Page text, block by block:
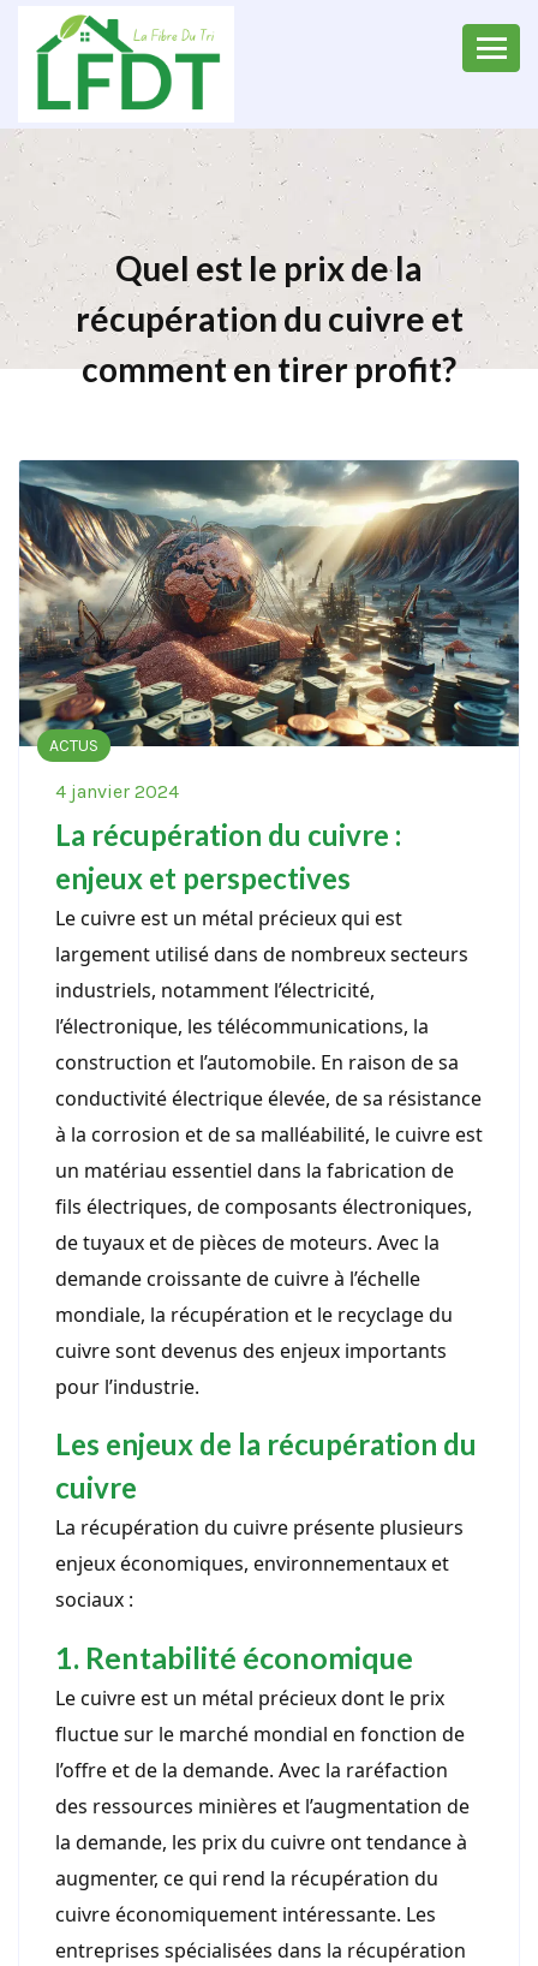
Quel est le prix de la
récupération du cuivre et
comment en tirer profit?
ACTUS
4 janvier 2024
La récupération du cuivre :
enjeux et perspectives
Le cuivre est un métal précieux qui est
largement utilisé dans de nombreux secteurs
industriels, notamment l’électricité,
l’électronique, les télécommunications, la
construction et l’automobile. En raison de sa
conductivité électrique élevée, de sa résistance
à la corrosion et de sa malléabilité, le cuivre est
un matériau essentiel dans la fabrication de
fils électriques, de composants électroniques,
de tuyaux et de pièces de moteurs. Avec la
demande croissante de cuivre à l’échelle
mondiale, la récupération et le recyclage du
cuivre sont devenus des enjeux importants
pour l’industrie.
Les enjeux de la récupération du
cuivre
La récupération du cuivre présente plusieurs
enjeux économiques, environnementaux et
sociaux :
1. Rentabilité économique
Le cuivre est un métal précieux dont le prix
fluctue sur le marché mondial en fonction de
l’offre et de la demande. Avec la raréfaction
des ressources minières et l’augmentation de
la demande, les prix du cuivre ont tendance à
augmenter, ce qui rend la récupération du
cuivre économiquement intéressante. Les
entreprises spécialisées dans la récupération